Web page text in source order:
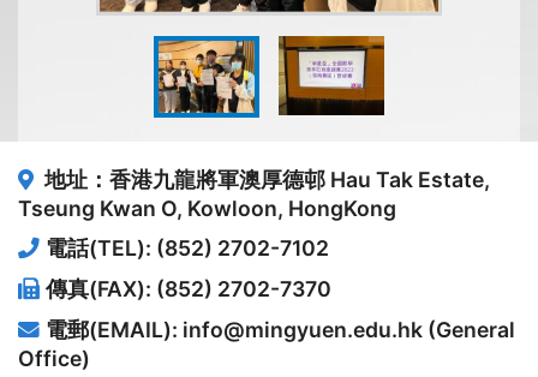
地址：香港九龍將軍澳厚德邨 Hau Tak Estate,
Tseung Kwan O, Kowloon, HongKong
電話(TEL): (852) 2702-7102
傳真(FAX): (852) 2702-7370
電郵(EMAIL): info@mingyuen.edu.hk (General
Office)